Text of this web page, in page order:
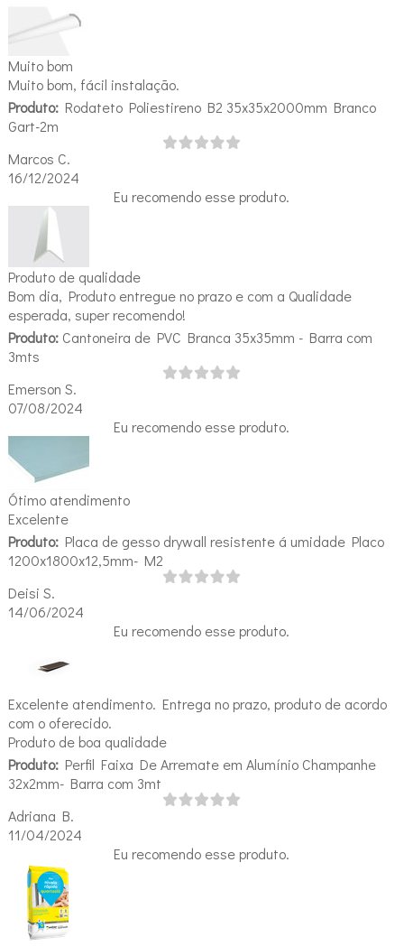
Muito bom
Muito bom, fácil instalação.
Produto:Rodateto Poliestireno B2 35x35x2000mm Branco
Gart-2m
Marcos C.
16/12/2024
Eu recomendo esse produto.
Produto de qualidade
Bom dia, Produto entregue no prazo e com a Qualidade
esperada, super recomendo!
Produto:Cantoneira de PVC Branca 35x35mm - Barra com
3mts
Emerson S.
07/08/2024
Eu recomendo esse produto.
Ótimo atendimento
Excelente
Produto:Placa de gesso drywall resistente á umidade Placo
1200x1800x12,5mm- M2
Deisi S.
14/06/2024
Eu recomendo esse produto.
Excelente atendimento. Entrega no prazo, produto de acordo
com o oferecido.
Produto de boa qualidade
Produto:Perfil Faixa De Arremate em Alumínio Champanhe
32x2mm- Barra com 3mt
Adriana B.
11/04/2024
Eu recomendo esse produto.